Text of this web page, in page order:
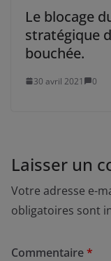
Le blocage
stratégique
bouchée.
30 avril 2021 0
Laisser un
Votre adresse e-
obligatoires sont
Commentaire*